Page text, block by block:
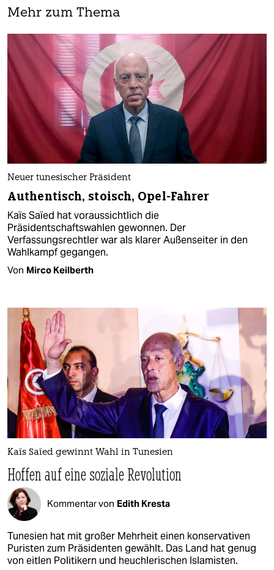
Mehr zum Thema
Neuer tunesischer Präsident
Authentisch, stoisch, Opel-Fahrer
Kaïs Saïed hat voraussichtlich die
Präsidentschaftswahlen gewonnen. Der
Verfassungsrechtler war als klarer Außenseiter in den
Wahlkampf gegangen.
Von Mirco Keilberth
Kaïs Saïed gewinnt Wahl in Tunesien
Hoffen auf eine soziale Revolution
Kommentar von Edith Kresta
Tunesien hat mit großer Mehrheit einen konservativen
Puristen zum Präsidenten gewählt. Das Land hat genug
von eitlen Politikern und heuchlerischen Islamisten.